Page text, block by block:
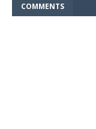
COMMENTS